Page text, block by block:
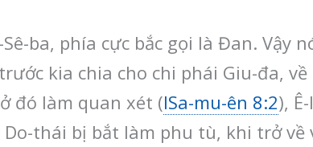
ba, phía cực bắc gọi là Đan. Vậy
kia chia cho chi phái Giu-đa,
đó làm quan xét (ISa-mu-ên 8:2),
Do-thái bị bắt làm phu tù, khi trở về